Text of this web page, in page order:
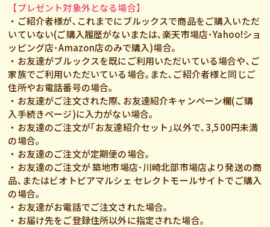
【プレゼント対象外となる場合】
・ご紹介者様が､これまでにブルックスで商品をご購入いただ
いていない(ご購入履歴がないまたは､楽天市場店･Yahoo!ショ
ッピング店･Amazon店のみで購入)場合｡
・お友達がブルックスを既にご利用いただいている場合や､ご
家族でご利用いただいている場合｡また､ご紹介者様と同じご
住所やお電話番号の場合｡
・お友達がご注文された際､お友達紹介キャンペーン欄(ご購
入手続きページ)に入力がない場合｡
・お友達のご注文が｢お友達紹介セット｣以外で､3,500円未満
の場合｡
・お友達のご注文が定期便の場合｡
・お友達のご注文が 築地市場店･川崎北部市場店より発送の商
品､またはビオトピアマルシェ セレクトモールサイトでご購入
の場合｡
・お友達がお電話でご注文された場合｡
・お届け先をご登録住所以外に指定された場合｡